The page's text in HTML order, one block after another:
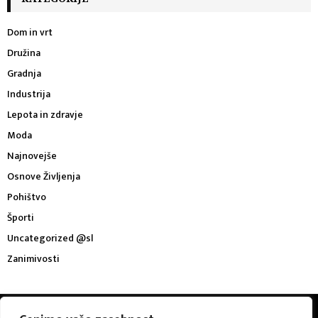
Dom in vrt
Družina
Gradnja
Industrija
Lepota in zdravje
Moda
Najnovejše
Osnove Življenja
Pohištvo
Športi
Uncategorized @sl
Zanimivosti